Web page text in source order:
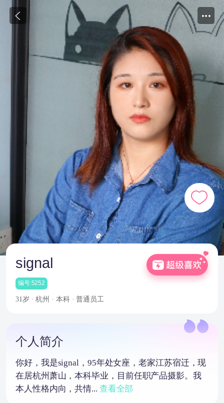
signal
编号:5252
31岁 · 杭州 · 本科 · 普通员工
个人简介
你好，我是signal，95年处女座，老家江苏宿迁，现
在居杭州萧山，本科毕业，目前任职产品摄影。我
本人性格内向，共情... 查看全部